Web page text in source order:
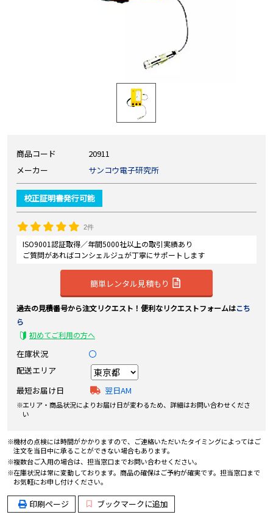
商品コード
20911
メーカー
サンコウ電子研究所
校正証明書発行可能
2件
ISO9001認証取得／年間5000社以上の取引実績あり
ご質問があればコンシェルジュが丁寧にサポートします
簡単レンタル見積もり
過去の見積番号から注文リクエスト！便利なリクエストフォームはこち
ら
初めてご利用の方へ
在庫状況
〇
配送エリア
最短お届け日
翌日AM
エリア・商品状況によりお届け日が変わるため、詳細はお問い合わせくださ
い
機材の点検には時間がかかりますので、ご連絡いただいたタイミングによってはご
注文を当日中に承ることができない場合もあります。
複数台ご入用の場合は、担当窓口までお問い合わせください。
在庫状況は常に変動しております。商品の確保はご予約が確実です。担当窓口まで
お気軽にお申し付けください。
印刷ページ ブックマークに追加